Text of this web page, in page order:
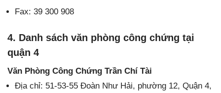
Fax: 39 300 908
4. Danh sách văn phòng công chứng tại
quận 4
Văn Phòng Công Chứng Trần Chí Tài
Địa chỉ: 51-53-55 Đoàn Như Hải, phường 12, Quận 4,